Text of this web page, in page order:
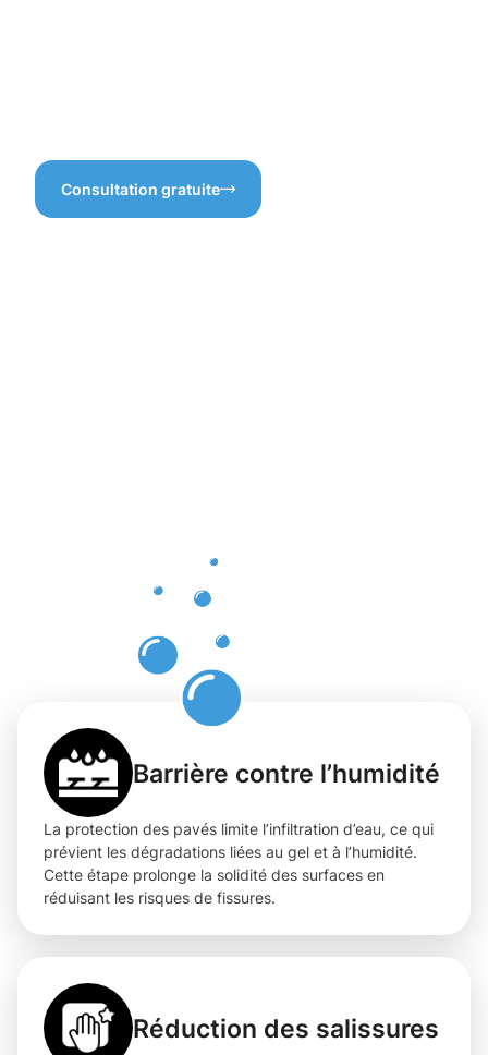
Consultation gratuite
Barrière contre l’humidité
La protection des pavés limite l’infiltration d’eau, ce qui
prévient les dégradations liées au gel et à l’humidité.
Cette étape prolonge la solidité des surfaces en
réduisant les risques de fissures.
Réduction des salissures